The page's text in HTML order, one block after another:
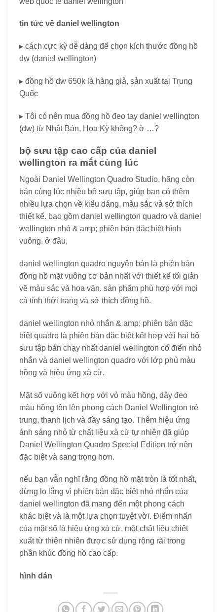
tin tức về daniel wellington
▸ cách cực kỳ dễ dàng để chọn kích thước đồng hồ
dw (daniel wellington)
▸ đồng hồ dw 650k là hàng giả, sản xuất tại Trung
Quốc
▸ Tôi có nên mua đồng hồ đeo tay daniel wellington
(dw) từ Nhật Bản, Hoa Kỳ không? ờ …?
bộ sưu tập cao cấp của daniel
wellington ra mắt cùng lúc
Ngoài Daniel Wellington Quadro Studio, hãng còn
bán cùng lúc nhiều bộ sưu tập, giúp bạn có thêm
nhiều lựa chọn về kiểu dáng, màu sắc và sở thích
thiết kế. bao gồm daniel wellington quadro và daniel
wellington nhỏ & amp; phiên bản đặc biệt hình
vuông. ở đâu,
daniel wellington quadro nguyên bản là phiên bản
đồng hồ mặt vuông cơ bản nhất với thiết kế tối giản
về màu sắc và hoa văn. sản phẩm phù hợp với mọi
cá tính thời trang và sở thích đồng hồ.
daniel wellington nhỏ nhắn & amp; phiên bản đặc
biệt quadro là phiên bản đặc biệt kết hợp với hai bộ
sưu tập bán chạy nhất daniel wellington cổ điển nhỏ
nhắn và daniel wellington quadro với lớp phủ màu
hồng và hiệu ứng xà cừ.
Mặt số vuông kết hợp với vỏ màu hồng, dây đeo
màu hồng tôn lên phong cách Daniel Wellington trẻ
trung, thanh lịch và đầy sáng tạo. Thêm hiệu ứng
ánh sáng nhỏ từ chất liệu xà cừ tự nhiên đã giúp
Daniel Wellington Quadro Special Edition trở nên
đặc biệt và sang trọng hơn.
nếu bạn vẫn nghĩ rằng đồng hồ mặt tròn là tốt nhất,
đừng lo lắng vì phiên bản đặc biệt nhỏ nhắn của
daniel wellington đã mang đến một phong cách
khác biệt và là một lựa chọn tuyệt vời. Điểm nhấn
của mặt số là hiệu ứng xà cừ, một chất liệu chiết
xuất từ ​​thiên nhiên được sử dụng rộng rãi trong
phân khúc đồng hồ cao cấp.
hình dán